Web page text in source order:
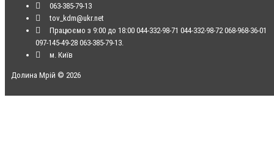
063-385-79-13
tov_kdm@ukr.net
Працюємо з 9:00 до 18:00 044-332-98-71 044-332-98-72 068-968-36-01
097-145-49-28 063-385-79-13.
м. Київ
Долина Мрій © 2026